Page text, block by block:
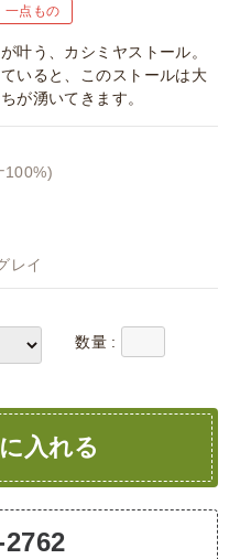
一点もの
叶う、カシミヤストール。
いると、このストールは大
が湧いてきます。
100%)
レイ
数量 :
入れる